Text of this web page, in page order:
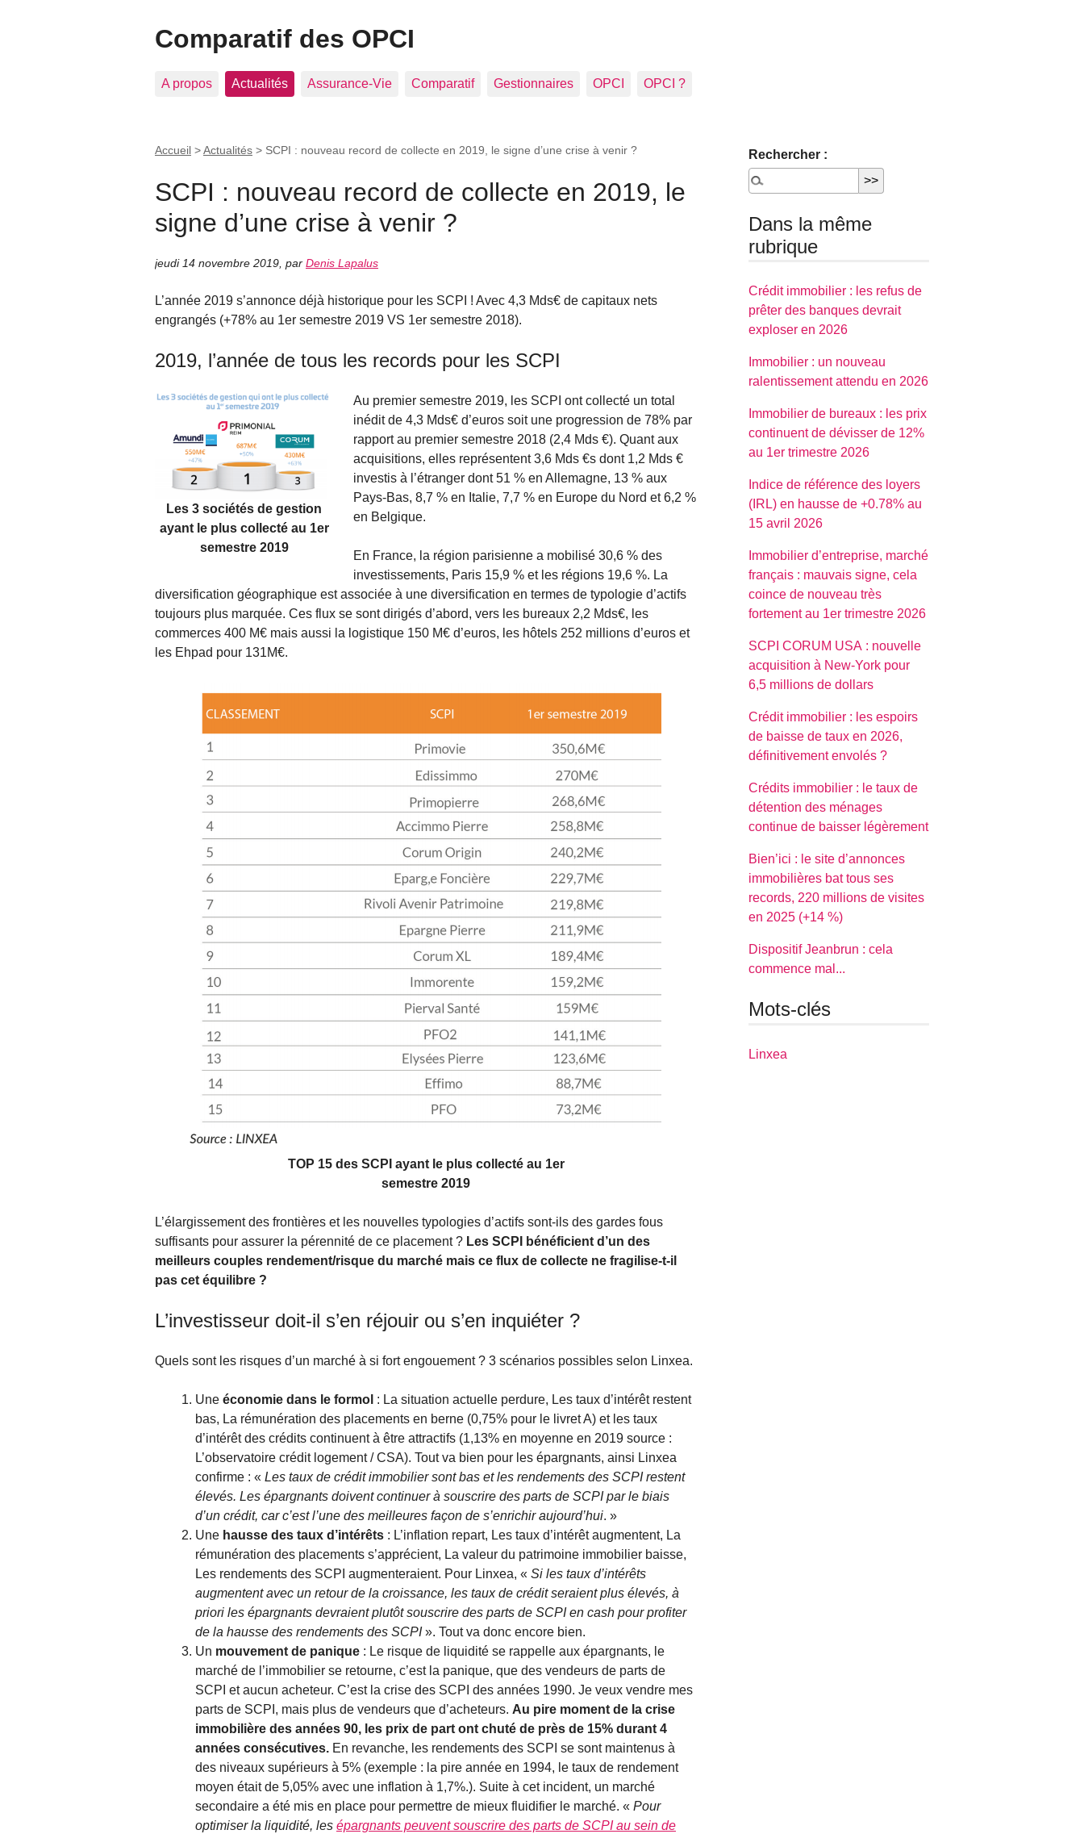
Comparatif des OPCI
A propos Actualités Assurance-Vie Comparatif Gestionnaires OPCI OPCI ?
Accueil >Actualités > SCPI : nouveau record de collecte en 2019, le signe d’une crise à venir ?
SCPI : nouveau record de collecte en 2019, le
signe d’une crise à venir ?
jeudi 14 novembre 2019 par Denis Lapalus
L’année 2019 s’annonce déjà historique pour les SCPI ! Avec 4,3 Mds€ de capitaux nets
engrangés (+78% au 1er semestre 2019 VS 1er semestre 2018).
2019, l’année de tous les records pour les SCPI
Les 3 sociétés de gestion
ayant le plus collecté au 1er
semestre 2019
Au premier semestre 2019, les SCPI ont collecté un total
inédit de 4,3 Mds€ d’euros soit une progression de 78% par
rapport au premier semestre 2018 (2,4 Mds €). Quant aux
acquisitions, elles représentent 3,6 Mds €s dont 1,2 Mds €
investis à l’étranger dont 51 % en Allemagne, 13 % aux
Pays-Bas, 8,7 % en Italie, 7,7 % en Europe du Nord et 6,2 %
en Belgique.
En France, la région parisienne a mobilisé 30,6 % des
investissements, Paris 15,9 % et les régions 19,6 %. La
diversification géographique est associée à une diversification en termes de typologie d’actifs
toujours plus marquée. Ces flux se sont dirigés d’abord, vers les bureaux 2,2 Mds€, les
commerces 400 M€ mais aussi la logistique 150 M€ d’euros, les hôtels 252 millions d’euros et
les Ehpad pour 131M€.
TOP 15 des SCPI ayant le plus collecté au 1er
semestre 2019
L’élargissement des frontières et les nouvelles typologies d’actifs sont-ils des gardes fous
suffisants pour assurer la pérennité de ce placement ? Les SCPI bénéficient d’un des
meilleurs couples rendement/risque du marché mais ce flux de collecte ne fragilise-t-il
pas cet équilibre ?
L’investisseur doit-il s’en réjouir ou s’en inquiéter ?
Quels sont les risques d’un marché à si fort engouement ? 3 scénarios possibles selon Linxea.
Une économie dans le formol : La situation actuelle perdure, Les taux d’intérêt restent
bas, La rémunération des placements en berne (0,75% pour le livret A) et les taux
d’intérêt des crédits continuent à être attractifs (1,13% en moyenne en 2019 source :
L’observatoire crédit logement / CSA). Tout va bien pour les épargnants, ainsi Linxea
confirme : « Les taux de crédit immobilier sont bas et les rendements des SCPI restent
élevés. Les épargnants doivent continuer à souscrire des parts de SCPI par le biais
d’un crédit, car c’est l’une des meilleures façon de s’enrichir aujourd’hui. »
Une hausse des taux d’intérêts : L’inflation repart, Les taux d’intérêt augmentent, La
rémunération des placements s’apprécient, La valeur du patrimoine immobilier baisse,
Les rendements des SCPI augmenteraient. Pour Linxea, « Si les taux d’intérêts
augmentent avec un retour de la croissance, les taux de crédit seraient plus élevés, à
priori les épargnants devraient plutôt souscrire des parts de SCPI en cash pour profiter
de la hausse des rendements des SCPI». Tout va donc encore bien.
Un mouvement de panique : Le risque de liquidité se rappelle aux épargnants, le
marché de l’immobilier se retourne, c’est la panique, que des vendeurs de parts de
SCPI et aucun acheteur. C’est la crise des SCPI des années 1990. Je veux vendre mes
parts de SCPI, mais plus de vendeurs que d’acheteurs. Au pire moment de la crise
immobilière des années 90, les prix de part ont chuté de près de 15% durant 4
années consécutives. En revanche, les rendements des SCPI se sont maintenus à
des niveaux supérieurs à 5% (exemple : la pire année en 1994, le taux de rendement
moyen était de 5,05% avec une inflation à 1,7%.). Suite à cet incident, un marché
secondaire a été mis en place pour permettre de mieux fluidifier le marché. « Pour
optimiser la liquidité, les épargnants peuvent souscrire des parts de SCPI au sein de
Rechercher :
Dans la même
rubrique
Crédit immobilier : les refus de
prêter des banques devrait
exploser en 2026
Immobilier : un nouveau
ralentissement attendu en 2026
Immobilier de bureaux : les prix
continuent de dévisser de 12%
au 1er trimestre 2026
Indice de référence des loyers
(IRL) en hausse de +0.78% au
15 avril 2026
Immobilier d’entreprise, marché
français : mauvais signe, cela
coince de nouveau très
fortement au 1er trimestre 2026
SCPI CORUM USA : nouvelle
acquisition à New-York pour
6,5 millions de dollars
Crédit immobilier : les espoirs
de baisse de taux en 2026,
définitivement envolés ?
Crédits immobilier : le taux de
détention des ménages
continue de baisser légèrement
Bien’ici : le site d’annonces
immobilières bat tous ses
records, 220 millions de visites
en 2025 (+14 %)
Dispositif Jeanbrun : cela
commence mal...
Mots-clés
Linxea